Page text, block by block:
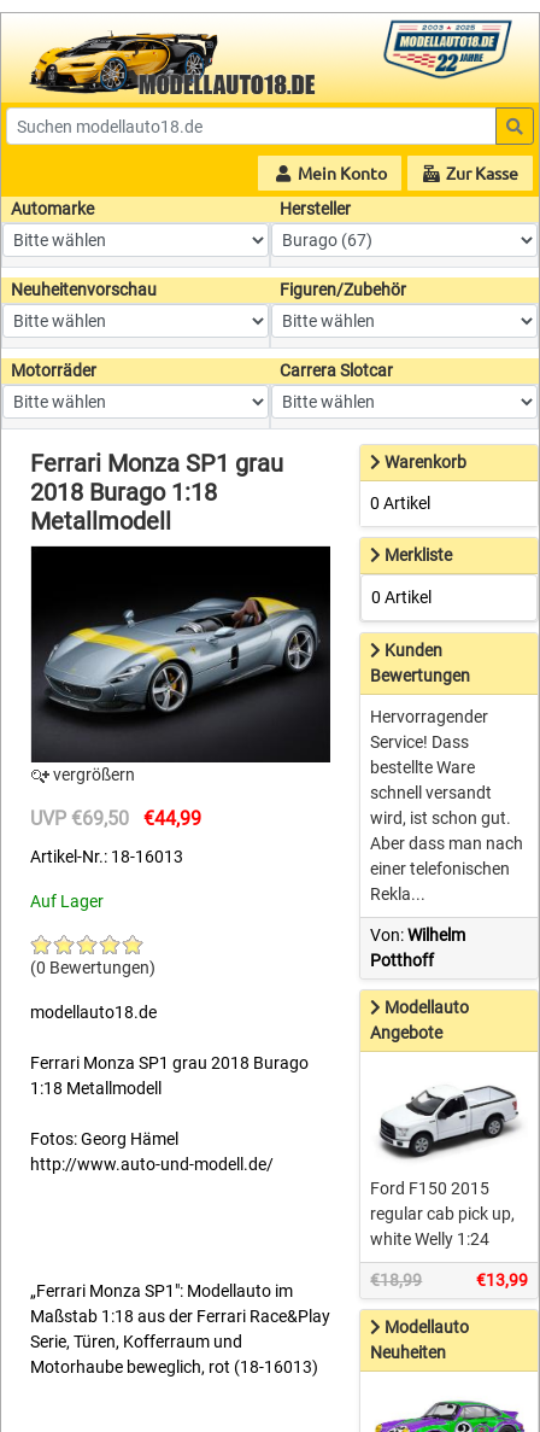
Mein Konto Zur Kasse
Automarke Hersteller
Neuheitenvorschau Figuren/Zubehör
Motorräder Carrera Slotcar
Ferrari Monza SP1 grau
2018 Burago 1:18
Metallmodell
vergrößern
UVP €69,50 €44,99
Artikel-Nr.: 18-16013
Auf Lager
(0 Bewertungen)
modellauto18.de
Ferrari Monza SP1 grau 2018 Burago
1:18 Metallmodell
Fotos: Georg Hämel
http://www.auto-und-modell.de/
„Ferrari Monza SP1": Modellauto im
Maßstab 1:18 aus der Ferrari Race&Play
Serie, Türen, Kofferraum und
Motorhaube beweglich, rot (18-16013)
Warenkorb
0 Artikel
Merkliste
0 Artikel
Kunden
Bewertungen
Hervorragender
Service! Dass
bestellte Ware
schnell versandt
wird, ist schon gut.
Aber dass man nach
einer telefonischen
Rekla...
Von:Wilhelm
Potthoff
Modellauto
Angebote
Ford F150 2015
regular cab pick up,
white Welly 1:24
€18,99 €13,99
Modellauto
Neuheiten